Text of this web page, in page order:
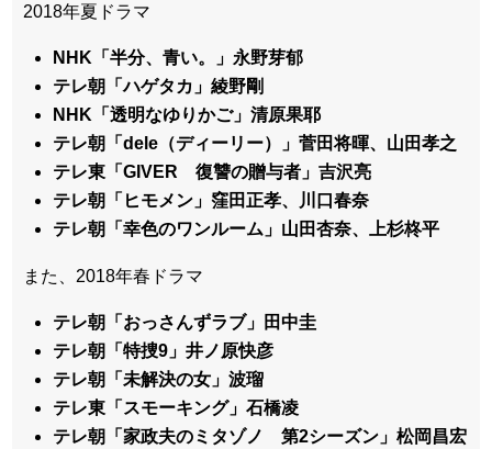
2018年夏ドラマ
NHK「半分、青い。」永野芽郁
テレ朝「ハゲタカ」綾野剛
NHK「透明なゆりかご」清原果耶
テレ朝「dele（ディーリー）」菅田将暉、山田孝之
テレ東「GIVER 復讐の贈与者」吉沢亮
テレ朝「ヒモメン」窪田正孝、川口春奈
テレ朝「幸色のワンルーム」山田杏奈、上杉柊平
また、2018年春ドラマ
テレ朝「おっさんずラブ」田中圭
テレ朝「特捜9」井ノ原快彦
テレ朝「未解決の女」波瑠
テレ東「スモーキング」石橋凌
テレ朝「家政夫のミタゾノ 第2シーズン」松岡昌宏